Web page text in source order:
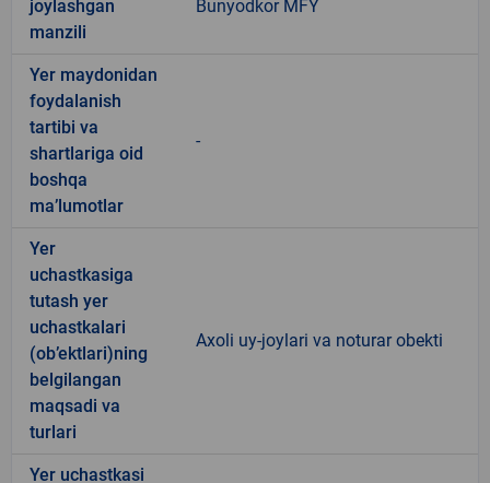
joylashgan
manzili
Bunyodkor MFY
Yer maydonidan
foydalanish
tartibi va
shartlariga oid
boshqa
ma’lumotlar
-
Yer
uchastkasiga
tutash yer
uchastkalari
(ob’ektlari)ning
belgilangan
maqsadi va
turlari
Axoli uy-joylari va noturar obekti
Yer uchastkasi